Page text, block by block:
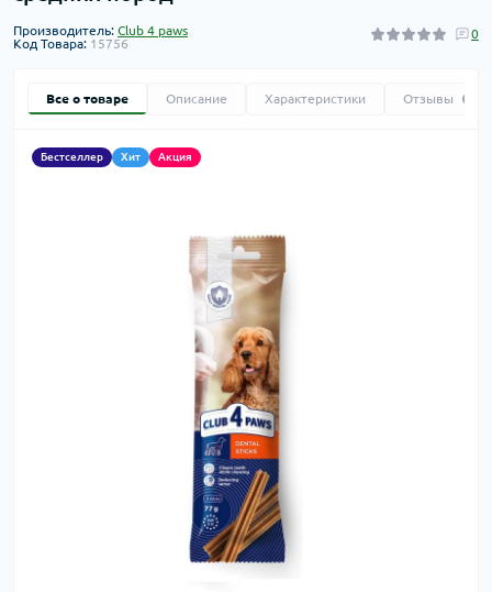
Производитель: Club 4 paws
Код Товара: 15756
0
Все о товаре Описание Характеристики Отзывы
Бестселлер Хит Акция